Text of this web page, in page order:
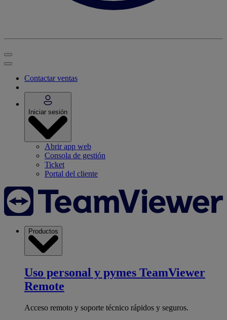
Contactar ventas
Iniciar sesión
Abrir app web
Consola de gestión
Ticket
Portal del cliente
Productos
Uso personal y pymes TeamViewer
Remote
Acceso remoto y soporte técnico rápidos y seguros.